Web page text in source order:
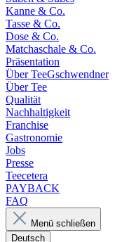
Kanne & Co.
Tasse & Co.
Dose & Co.
Matchaschale & Co.
Präsentation
Über TeeGschwendner
Über Tee
Qualität
Nachhaltigkeit
Franchise
Gastronomie
Jobs
Presse
Teecetera
PAYBACK
FAQ
Menü schließen
Deutsch